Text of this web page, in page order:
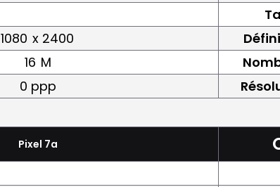
1080 x 2400
16 M
0 ppp
Pixel 7a